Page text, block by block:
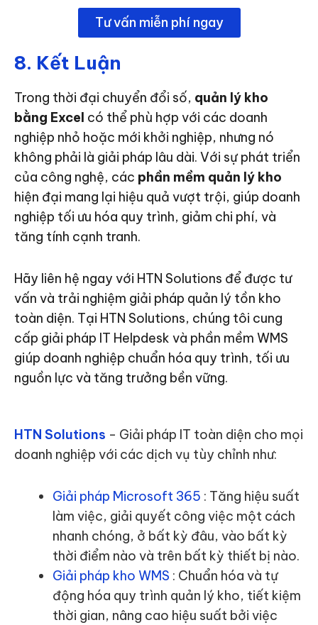
Tư vấn miễn phí ngay
8. Kết Luận
Trong thời đại chuyển đổi số, quản lý kho
bằng Excel có thể phù hợp với các doanh
nghiệp nhỏ hoặc mới khởi nghiệp, nhưng nó
không phải là giải pháp lâu dài. Với sự phát triển
của công nghệ, các phần mềm quản lý kho
hiện đại mang lại hiệu quả vượt trội, giúp doanh
nghiệp tối ưu hóa quy trình, giảm chi phí, và
tăng tính cạnh tranh.
Hãy liên hệ ngay với HTN Solutions để được tư
vấn và trải nghiệm giải pháp quản lý tồn kho
toàn diện. Tại HTN Solutions, chúng tôi cung
cấp giải pháp IT Helpdesk và phần mềm WMS
giúp doanh nghiệp chuẩn hóa quy trình, tối ưu
nguồn lực và tăng trưởng bền vững.
HTN Solutions - Giải pháp IT toàn diện cho mọi
doanh nghiệp với các dịch vụ tùy chỉnh như:
Giải pháp Microsoft 365 : Tăng hiệu suất
làm việc, giải quyết công việc một cách
nhanh chóng, ở bất kỳ đâu, vào bất kỳ
thời điểm nào và trên bất kỳ thiết bị nào.
Giải pháp kho WMS : Chuẩn hóa và tự
động hóa quy trình quản lý kho, tiết kiệm
thời gian, nâng cao hiệu suất bởi việc